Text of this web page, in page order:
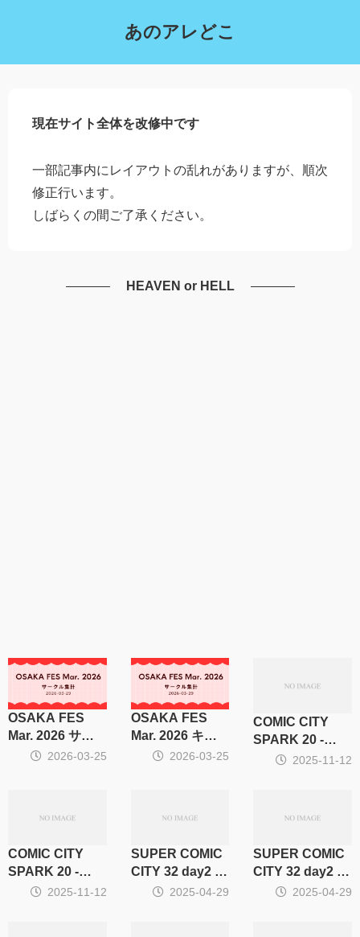
あのアレどこ
現在サイト全体を改修中です
一部記事内にレイアウトの乱れがありますが、順次
修正行います。
しばらくの間ご了承ください。
HEAVEN or HELL
OSAKA FES
Mar. 2026 サー
クル集計2026-03-25
OSAKA FES
Mar. 2026 キャ
ラ・CP別集計
2026-03-25
COMIC CITY
SPARK 20 -
day2- サークル
2025-11-12
COMIC CITY
SPARK 20 -
day2- キャラ・
2025-11-12
SUPER COMIC
CITY 32 day2 サ
ークル集計2025-04-29
SUPER COMIC
CITY 32 day2 キ
ャラ・CP別集計
2025-04-29